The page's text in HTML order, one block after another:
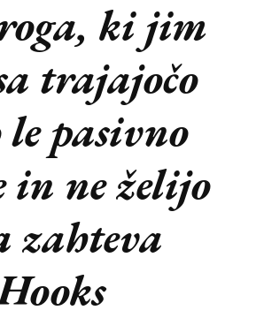
ki jim
trajajočo
pasivno
in ne želijo
zahteva